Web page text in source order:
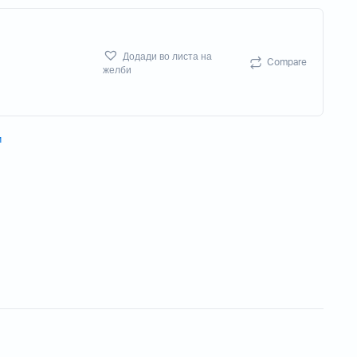
Додади во листа на
желби
Compare